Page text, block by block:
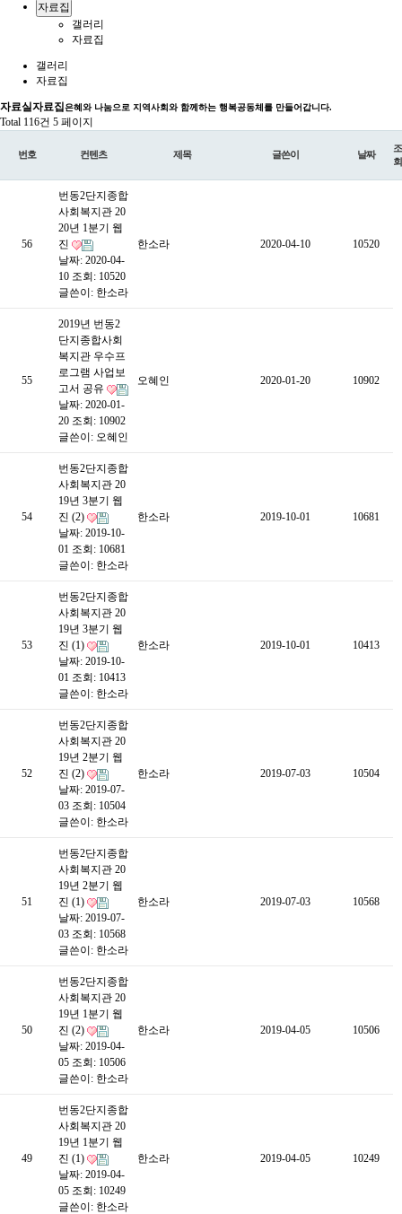
자료집
갤러리
자료집
갤러리
자료집
자료실자료집은혜와 나눔으로 지역사회와 함께하는 행복공동체를 만들어갑니다.
Total 116건 5 페이지
번호 컨텐츠 제목 글쓴이 날짜
조
회
56
번동2단지종합
사회복지관 20
20년 1분기 웹
진
날짜: 2020-04-
10 조회: 10520
글쓴이: 한소라
한소라 2020-04-10 10520
55
2019년 번동2
단지종합사회
복지관 우수프
로그램 사업보
고서 공유
날짜: 2020-01-
20 조회: 10902
글쓴이: 오혜인
오혜인 2020-01-20 10902
54
번동2단지종합
사회복지관 20
19년 3분기 웹
진 (2)
날짜: 2019-10-
01 조회: 10681
글쓴이: 한소라
한소라 2019-10-01 10681
53
번동2단지종합
사회복지관 20
19년 3분기 웹
진 (1)
날짜: 2019-10-
01 조회: 10413
글쓴이: 한소라
한소라 2019-10-01 10413
52
번동2단지종합
사회복지관 20
19년 2분기 웹
진 (2)
날짜: 2019-07-
03 조회: 10504
글쓴이: 한소라
한소라 2019-07-03 10504
51
번동2단지종합
사회복지관 20
19년 2분기 웹
진 (1)
날짜: 2019-07-
03 조회: 10568
글쓴이: 한소라
한소라 2019-07-03 10568
50
번동2단지종합
사회복지관 20
19년 1분기 웹
진 (2)
날짜: 2019-04-
05 조회: 10506
글쓴이: 한소라
한소라 2019-04-05 10506
49
번동2단지종합
사회복지관 20
19년 1분기 웹
진 (1)
날짜: 2019-04-
05 조회: 10249
글쓴이: 한소라
한소라 2019-04-05 10249